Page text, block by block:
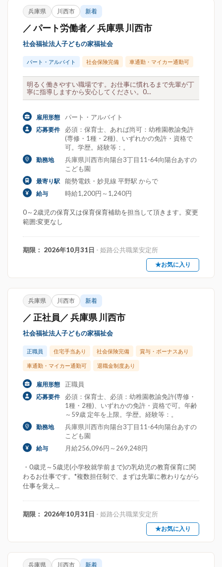
兵庫県 川西市 新着
／ パート労働者／ 兵庫県 川西市
社会福祉法人子どもの家福祉会
パート・アルバイト 社会保険完備 車通勤・マイカー通勤可
明るく働きやすい職場です。お仕事に慣れるまで先輩が丁
寧に指導しますから安心してください。0...
雇用形態 パート・アルバイト
応募要件
必須：保育士、あれば尚可：幼稚園教諭免許
(専修・1種・2種)、いずれかの免許・資格で
可。学歴。経験等：。
勤務地
兵庫県川西市向陽台3丁目11-64向陽台あすの
こども園
最寄り駅 能勢電鉄・妙見線 平野駅 からで
給与 時給1,200円～1,240円
0～2歳児の保育又は保育保育補助を担当して頂きます。変更
範囲:変更なし
期限： 2026年10月31日 - 姫路公共職業安定所
★お気に入り
兵庫県 川西市 新着
／ 正社員／ 兵庫県 川西市
社会福祉法人子どもの家福祉会
正職員 住宅手当あり 社会保険完備 賞与・ボーナスあり
車通勤・マイカー通勤可 退職金制度あり
雇用形態 正職員
応募要件
必須：保育士、必須：幼稚園教諭免許(専修・
1種・2種)、いずれかの免許・資格で可。年齢
～59歳 定年を上限。学歴。経験等：。
勤務地
兵庫県川西市向陽台3丁目11-64向陽台あすの
こども園
給与 月給256,096円～269,248円
・0歳児～5歳児(小学校就学前まで)の乳幼児の教育保育に関
わるお仕事です。*複数担任制で、まずは先輩に教わりながら
仕事を覚え...
期限： 2026年10月31日 - 姫路公共職業安定所
★お気に入り
兵庫県 川西市 新着